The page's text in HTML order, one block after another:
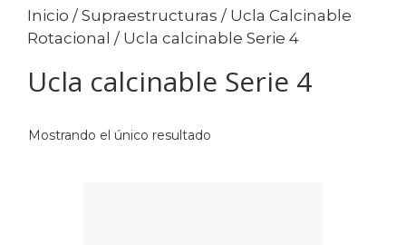
Inicio /Supraestructuras / Ucla Calcinable
Rotacional / Ucla calcinable Serie 4
Ucla calcinable Serie 4
Mostrando el único resultado